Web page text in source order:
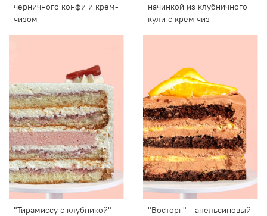
черничного конфи и крем-
чизом
начинкой из клубничного
кули с крем чиз
"Тирамиссу с клубникой" -
"Восторг" - апельсиновый